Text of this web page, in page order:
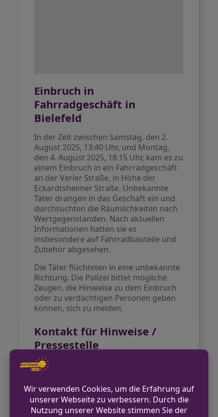
Einbruch in
Fahrradgeschäft in
Bielefeld
In der Zeit zwischen Samstag, den 2.
August 2025, 13:40 Uhr, und Montag,
den 4. August 2025, 18:15 Uhr, kam es zu
einem Einbruch in ein Fahrradgeschäft
an der Verler Straße, in Höhe der
Eckardtsheimer Straße. Unbekannte
Täter drangen in das Geschäft ein und
durchsuchten die Räumlichkeiten nach
Wertgegenständen. Nach aktuellen
Informationen hatten sie es
insbesondere auf Fahrradbauteile und
Zubehör abgesehen.
Die Täter flüchteten in eine unbekannte
Richtung. Die Polizei bittet mögliche
Zeugen, die Hinweise zu dem Einbruch
oder zu verdächtigen Personen geben
können, sich zu melden.
Kontakt für Hinweise /
Pressestelle
Polizei Bielefeld
0521 545-0
pressestelle.bielefeld@polizei.nrw.de
https://bielefeld.polizei.nrw/